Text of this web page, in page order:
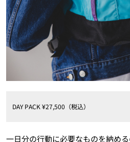
DAY PACK ¥27,500（税込）
一日分の行動に必要なものを納める